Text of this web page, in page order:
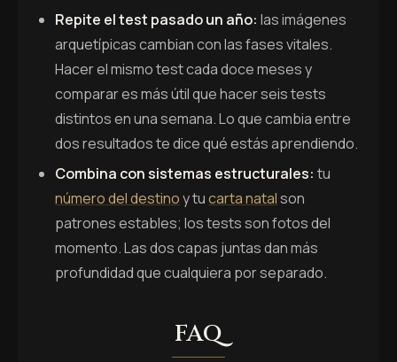
Repite el test pasado un año: las imágenes
arquetípicas cambian con las fases vitales.
Hacer el mismo test cada doce meses y
comparar es más útil que hacer seis tests
distintos en una semana. Lo que cambia entre
dos resultados te dice qué estás aprendiendo.
Combina con sistemas estructurales: tu
número del destinoy tucarta natalson
patrones estables; los tests son fotos del
momento. Las dos capas juntas dan más
profundidad que cualquiera por separado.
FAQ